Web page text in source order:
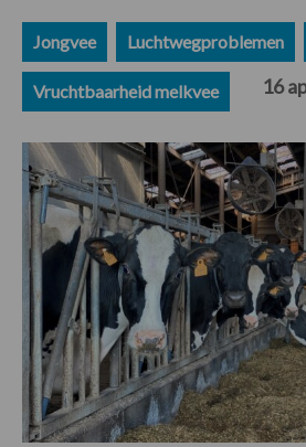
Jongvee Luchtwegproblemen
Vruchtbaarheid melkvee 16